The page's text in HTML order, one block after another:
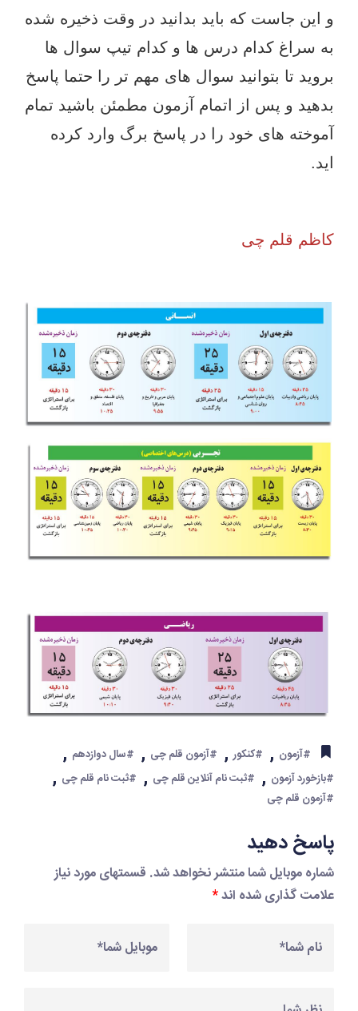
و این جاست که باید بدانید در وقت ذخیره شده
به سراغ کدام درس ها و کدام تیپ سوال ها
بروید تا بتوانید سوال های مهم تر را حتما پاسخ
بدهید و پس از اتمام آزمون مطمئن باشید تمام
آموخته های خود را در پاسخ برگ وارد کرده
کاظم قلم چی
#آزمون , #کنکور , #آزمون قلم چی , #سال دوازدهم ,
#بازخورد آزمون , #ثبت نام آنلاین قلم چی , #ثبت نام قلم چی ,
#آزمون قلم چی
پاسخ دهید
شماره موبایل شما منتشر نخواهد شد. قسمتهای مورد نیاز
علامت گذاری شده اند*